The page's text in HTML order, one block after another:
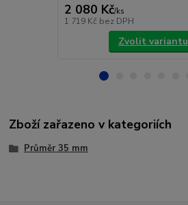
2 080 Kč/ks
1 719 Kč bez DPH
Zvolit variantu
Zboží zařazeno v kategoriích
Průměr 35 mm